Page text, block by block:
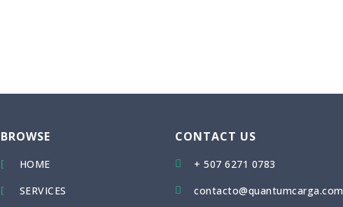
BROWSE
[ HOME
[ SERVICES
CONTACT US
 + 507 6271 0783
 contacto@quantumcarga.com